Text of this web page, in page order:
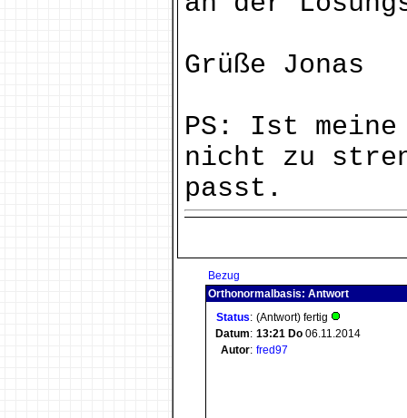
Grüße Jonas
PS: Ist
nicht zu
passt.
Bezug
Orthonormalbasis: Antwort
Status: (Antwort) fertig
Datum: 13:21 Do 06.11.2014
Autor: fred97